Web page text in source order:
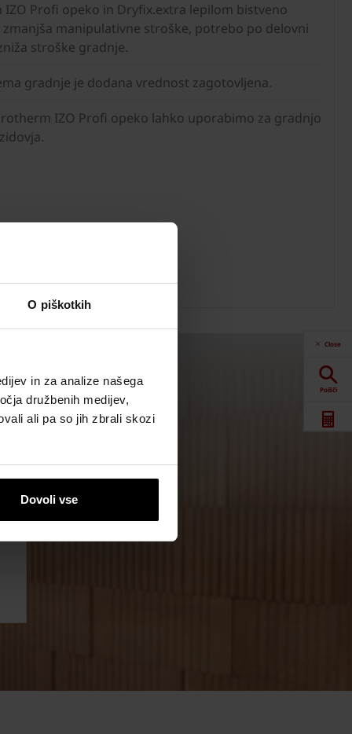
O piškotkih
in za analize našega
družbenih medijev,
ali pa so jih zbrali skozi
Dovoli vse
Profi opeko in Dryfix.extra lepilom bistveno
manipulativne stroške, potrebo po delovni
stroške gradnje.
gradnje je dodana vrednost zagotovljena.
IZO Profi opeko lahko uporabimo za gradnjo
Close
Poišči